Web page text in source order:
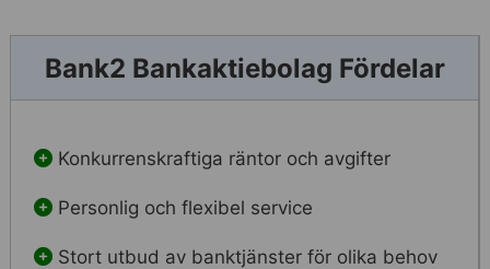
Bank2 Bankaktiebolag Fördelar
Konkurrenskraftiga räntor och avgifter
Personlig och flexibel service
Stort utbud av banktjänster för olika behov